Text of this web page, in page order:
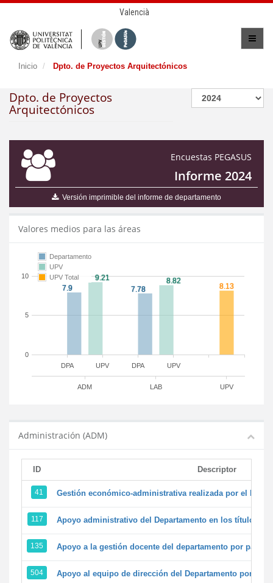
Valencià
Inicio Dpto. de Proyectos Arquitectónicos
Dpto. de Proyectos
Arquitectónicos
Encuestas PEGASUS
Informe 2024
Versión imprimible del informe de departamento
Valores medios para las áreas
DPA DPA
UPV UPV
ADM LAB UPV
0
5
10
Departamento
UPV
UPV Total
Administración (ADM)
ID Descriptor
41 Gestión económico-administrativa realizada por el
117 Apoyo administrativo del Departamento en los títulos de
135 Apoyo a la gestión docente del departamento por parte
504 Apoyo al equipo de dirección del Departamento por